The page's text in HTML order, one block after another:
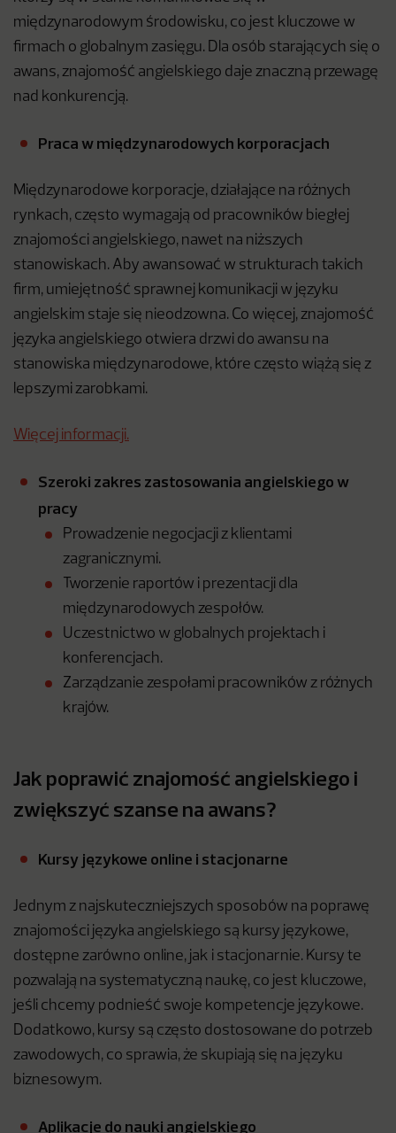
międzynarodowym środowisku, co jest kluczowe w
firmach o globalnym zasięgu. Dla osób starających się o
awans, znajomość angielskiego daje znaczną przewagę
nad konkurencją.
Praca w międzynarodowych korporacjach
Międzynarodowe korporacje, działające na różnych
rynkach, często wymagają od pracowników biegłej
znajomości angielskiego, nawet na niższych
stanowiskach. Aby awansować w strukturach takich
firm, umiejętność sprawnej komunikacji w języku
angielskim staje się nieodzowna. Co więcej, znajomość
języka angielskiego otwiera drzwi do awansu na
stanowiska międzynarodowe, które często wiążą się z
lepszymi zarobkami.
Więcej informacji.
Szeroki zakres zastosowania angielskiego w
pracy
Prowadzenie negocjacji z klientami
zagranicznymi.
Tworzenie raportów i prezentacji dla
międzynarodowych zespołów.
Uczestnictwo w globalnych projektach i
konferencjach.
Zarządzanie zespołami pracowników z różnych
krajów.
Jak poprawić znajomość angielskiego i
zwiększyć szanse na awans?
Kursy językowe online i stacjonarne
Jednym z najskuteczniejszych sposobów na poprawę
znajomości języka angielskiego są kursy językowe,
dostępne zarówno online, jak i stacjonarnie. Kursy te
pozwalają na systematyczną naukę, co jest kluczowe,
jeśli chcemy podnieść swoje kompetencje językowe.
Dodatkowo, kursy są często dostosowane do potrzeb
zawodowych, co sprawia, że skupiają się na języku
biznesowym.
Aplikacje do nauki angielskiego